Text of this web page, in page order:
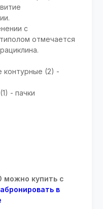
с
отмечается
контурные (2) -
- пачки
можно купить с
в